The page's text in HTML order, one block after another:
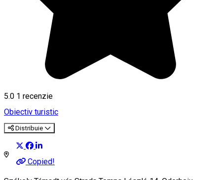
5.0 1 recenzie
Obiectiv turistic
Distribuie
Copied!